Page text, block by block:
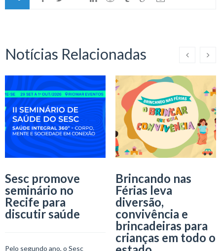
Notícias Relacionadas
Sesc promove
seminário no
Recife para
discutir saúde
Pelo segundo ano, o Sesc
Brincando nas
Férias leva
diversão,
convivência e
brincadeiras para
crianças em todo o